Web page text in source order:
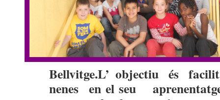
Bellvitge.L’ objectiu és
nenes en el seu